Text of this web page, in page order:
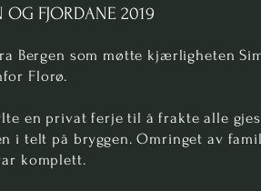
OG FJORDANE 2019
Bergen som møtte kjærligheten
Florø.
en privat ferje til å frakte alle
i telt på bryggen. Omringet av
komplett.